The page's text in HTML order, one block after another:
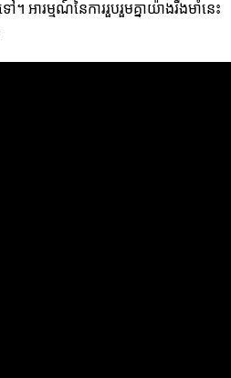
អារម្មណ៍នៃការរួបរួមគ្នាយ៉ាងរឹងមាំនេះ